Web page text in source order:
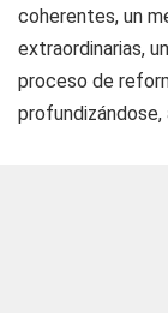
coherentes, un
extraordinarias,
proceso de